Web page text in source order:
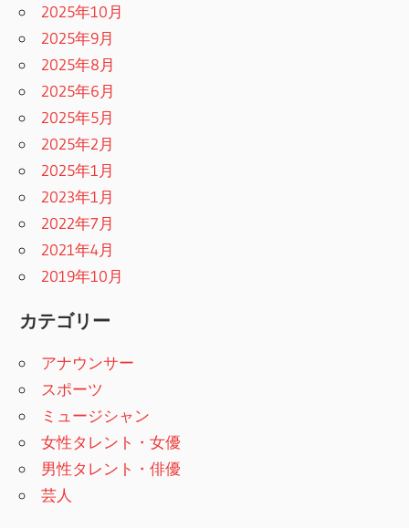
2025年10月
2025年9月
2025年8月
2025年6月
2025年5月
2025年2月
2025年1月
2023年1月
2022年7月
2021年4月
2019年10月
カテゴリー
アナウンサー
スポーツ
ミュージシャン
女性タレント・女優
男性タレント・俳優
芸人